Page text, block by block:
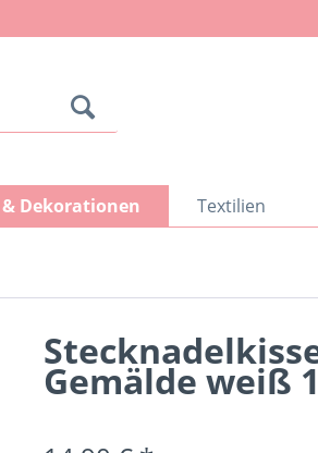
Dekorationen Textilien
Gemälde weiß